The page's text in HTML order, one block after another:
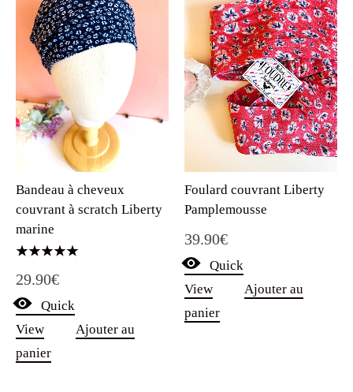
Bandeau à cheveux
couvrant à scratch Liberty
marine
5.00
29.90€
Quick
View
Ajouter au
panier
Foulard couvrant Liberty
Pamplemousse
39.90€
Quick
View
Ajouter au
panier